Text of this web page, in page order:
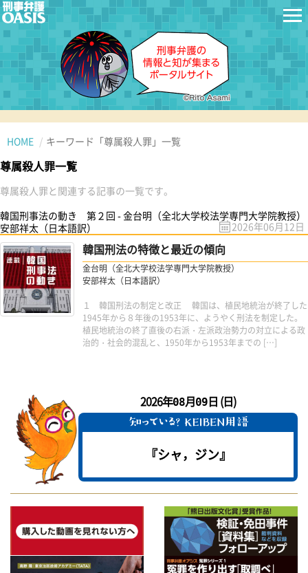
HOME キーワード「尊属殺人罪」一覧
尊属殺人罪一覧
尊属殺人罪と関連する記事の一覧です。
韓国刑事法の動き 第２回 - 金台明（全北大学校法学専門大学院教授）
安部祥太（日本語訳）
2026年06月12日
韓国刑法の特徴と最近の傾向
金台明（全北大学校法学専門大学院教授）
安部祥太（日本語訳）
１ 韓国刑法の制定と改正 韓国は、植民地統治が終了した
1945年から８年後の1953年に、ようやく刑法を制定した。
植民地統治の終了直後の右派・左派政治勢力の対立による政
治的・社会的混乱と、1950年から1953年までの […]
2026年08月09日 (日)
『シャ，ジン』